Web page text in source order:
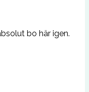
bo här igen.